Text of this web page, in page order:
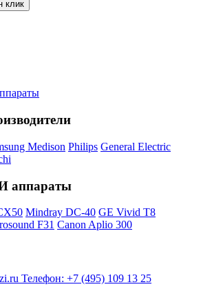
клик
Medison Philips General Electric
аппараты
Mindray DC-40 GE Vivid T8
F31 Canon Aplio 300
Телефон: +7 (495) 109 13 25